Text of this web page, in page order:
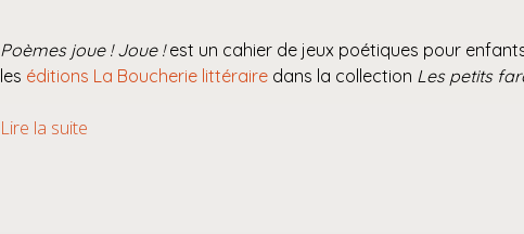
Poèmes joue ! Joue ! est un cahier de jeux poétiques pour
les éditions La Boucherie littéraire dans la collection Les petits
Lire la suite